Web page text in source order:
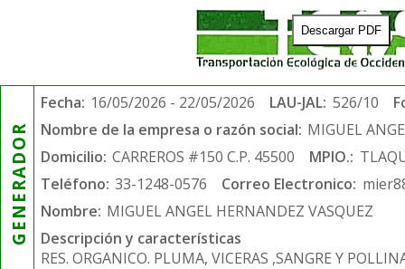
Descargar PDF
GENERADOR
Fecha: 16/05/2026 - 22/05/2026 LAU-JAL: 526/10
Nombre de la empresa o razón social: MIGUEL
Domicilio: CARREROS #150 C.P. 45500 MPIO.:
Teléfono: 33-1248-0576 Correo Electronico:
Nombre: MIGUEL ANGEL HERNANDEZ VASQUEZ
Descripción y características
RES. ORGANICO. PLUMA, VICERAS ,SANGRE Y